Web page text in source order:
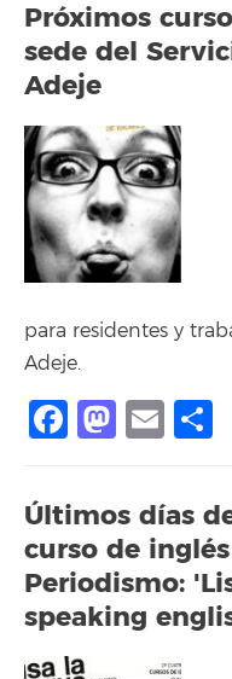
Próximos
sede del
Adeje
para residentes y
Adeje.
Facebook
Últimos días
curso de
Periodismo:
speaking